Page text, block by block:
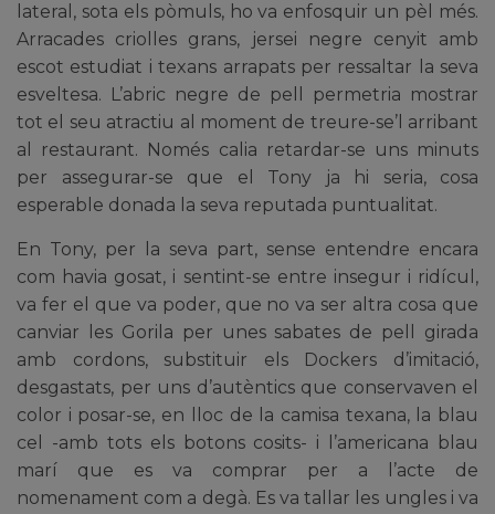
lateral, sota els pòmuls, ho va enfosquir un pèl més.
Arracades criolles grans, jersei negre cenyit amb
escot estudiat i texans arrapats per ressaltar la seva
esveltesa. L’abric negre de pell permetria mostrar
tot el seu atractiu al moment de treure-se’l arribant
al restaurant. Només calia retardar-se uns minuts
per assegurar-se que el Tony ja hi seria, cosa
esperable donada la seva reputada puntualitat.
En Tony, per la seva part, sense entendre encara
com havia gosat, i sentint-se entre insegur i ridícul,
va fer el que va poder, que no va ser altra cosa que
canviar les Gorila per unes sabates de pell girada
amb cordons, substituir els Dockers d’imitació,
desgastats, per uns d’autèntics que conservaven el
color i posar-se, en lloc de la camisa texana, la blau
cel -amb tots els botons cosits- i l’americana blau
marí que es va comprar per a l’acte de
nomenament com a degà. Es va tallar les ungles i va